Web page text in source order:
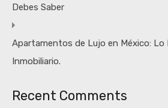
Debes Saber
Apartamentos de Lujo en México: Lo
Inmobiliario.
Recent Comments